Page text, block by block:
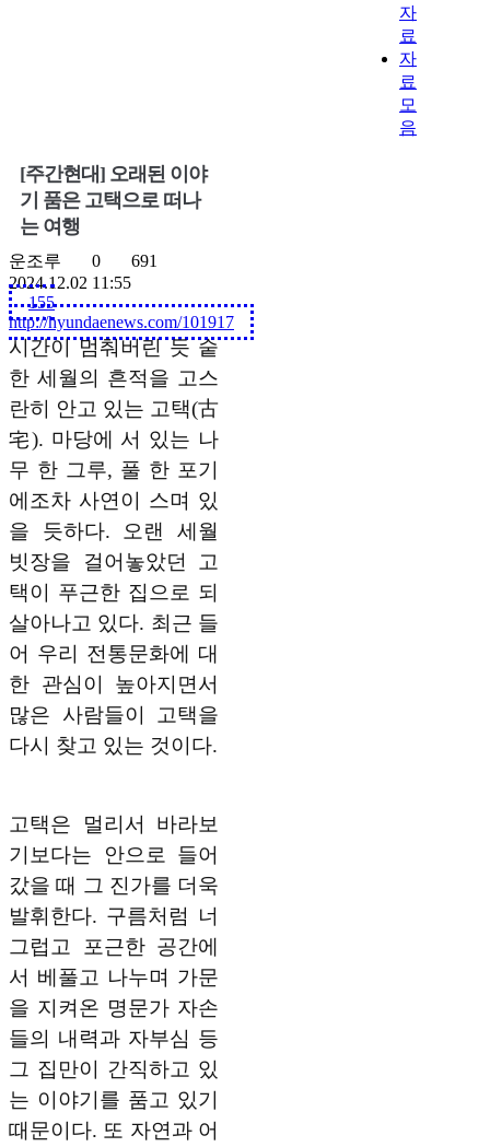
자
료
자
료
모
음
[주간현대] 오래된 이야
기 품은 고택으로 떠나
는 여행
운조루 0
691
2024.12.02 11:55
155
http://hyundaenews.com/101917
시간이 멈춰버린 듯 숱
한 세월의 흔적을 고스
란히 안고 있는 고택(古
宅). 마당에 서 있는 나
무 한 그루, 풀 한 포기
에조차 사연이 스며 있
을 듯하다. 오랜 세월
빗장을 걸어놓았던 고
택이 푸근한 집으로 되
살아나고 있다. 최근 들
어 우리 전통문화에 대
한 관심이 높아지면서
많은 사람들이 고택을
다시 찾고 있는 것이다.
고택은 멀리서 바라보
기보다는 안으로 들어
갔을 때 그 진가를 더욱
발휘한다. 구름처럼 너
그럽고 포근한 공간에
서 베풀고 나누며 가문
을 지켜온 명문가 자손
들의 내력과 자부심 등
그 집만이 간직하고 있
는 이야기를 품고 있기
때문이다. 또 자연과 어